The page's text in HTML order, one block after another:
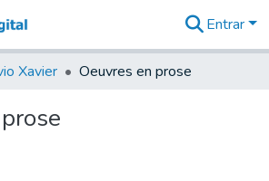
&
Coleções
Biblioteca
Entrar
Xavier Oeuvres en prose